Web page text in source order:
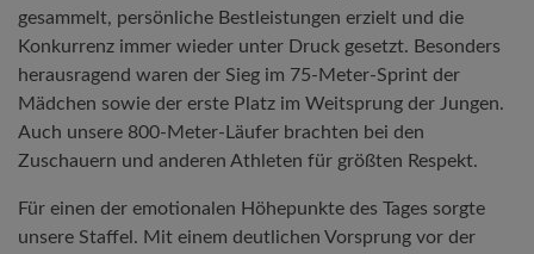
gesammelt, persönliche Bestleistungen erzielt und die
Konkurrenz immer wieder unter Druck gesetzt. Besonders
herausragend waren der Sieg im 75-Meter-Sprint der
Mädchen sowie der erste Platz im Weitsprung der Jungen.
Auch unsere 800-Meter-Läufer brachten bei den
Zuschauern und anderen Athleten für größten Respekt.
Für einen der emotionalen Höhepunkte des Tages sorgte
unsere Staffel. Mit einem deutlichen Vorsprung vor der